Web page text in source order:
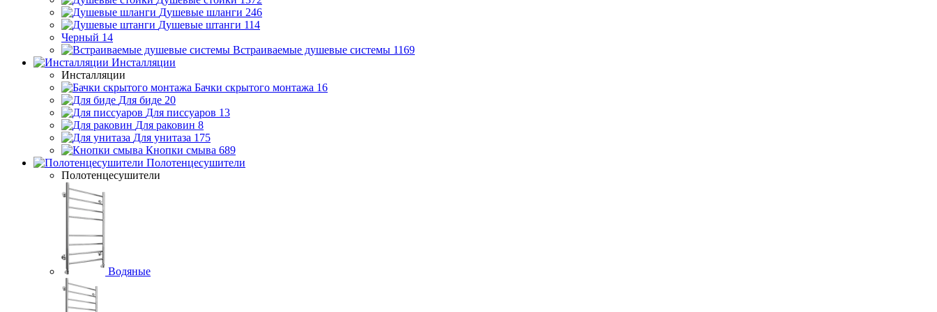
Душевые шланги 246
Душевые штанги 114
Черный 14
Встраиваемые душевые системы 1169
Инсталляции
Инсталляции
Бачки скрытого монтажа 16
Для биде 20
Для писсуаров 13
Для раковин 8
Для унитаза 175
Кнопки смыва 689
Полотенцесушители
Полотенцесушители
Водяные